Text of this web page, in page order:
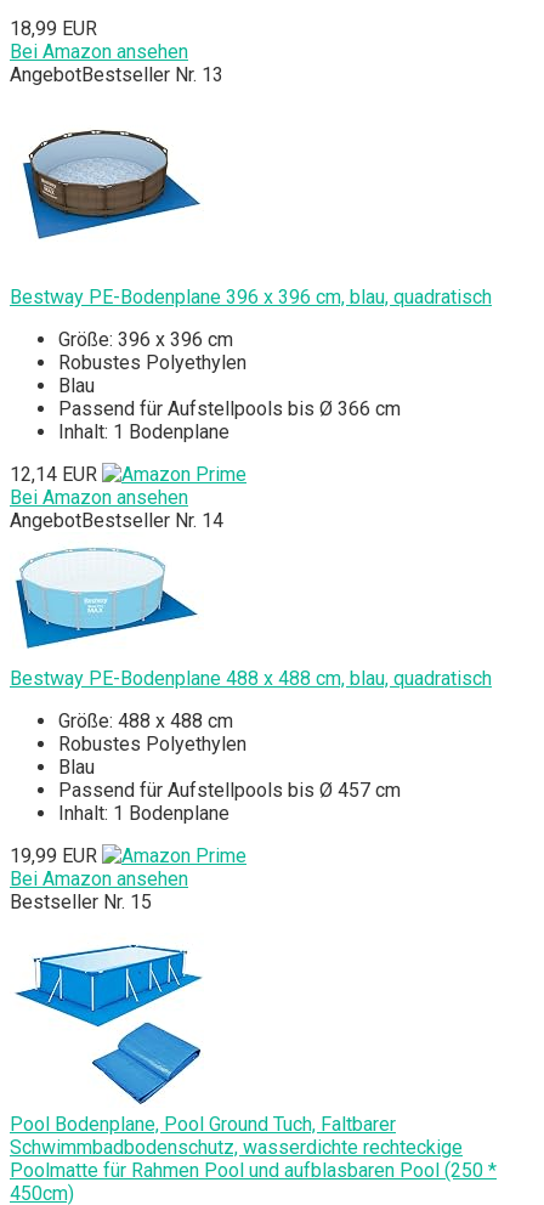
18,99 EUR
Bei Amazon ansehen
AngebotBestseller Nr. 13
Bestway PE-Bodenplane 396 x 396 cm, blau, quadratisch
Größe: 396 x 396 cm
Robustes Polyethylen
Blau
Passend für Aufstellpools bis Ø 366 cm
Inhalt: 1 Bodenplane
12,14 EUR
Bei Amazon ansehen
AngebotBestseller Nr. 14
Bestway PE-Bodenplane 488 x 488 cm, blau, quadratisch
Größe: 488 x 488 cm
Robustes Polyethylen
Blau
Passend für Aufstellpools bis Ø 457 cm
Inhalt: 1 Bodenplane
19,99 EUR
Bei Amazon ansehen
Bestseller Nr. 15
Pool Bodenplane, Pool Ground Tuch, Faltbarer
Schwimmbadbodenschutz, wasserdichte rechteckige
Poolmatte für Rahmen Pool und aufblasbaren Pool (250 *
450cm)